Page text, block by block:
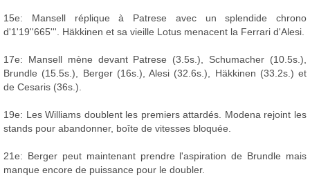
15e: Mansell réplique à Patrese avec un splendide chrono
d'1'19''665'''. Häkkinen et sa vieille Lotus menacent la Ferrari d'Alesi.
17e: Mansell mène devant Patrese (3.5s.), Schumacher (10.5s.),
Brundle (15.5s.), Berger (16s.), Alesi (32.6s.), Häkkinen (33.2s.) et
de Cesaris (36s.).
19e: Les Williams doublent les premiers attardés. Modena rejoint les
stands pour abandonner, boîte de vitesses bloquée.
21e: Berger peut maintenant prendre l'aspiration de Brundle mais
manque encore de puissance pour le doubler.